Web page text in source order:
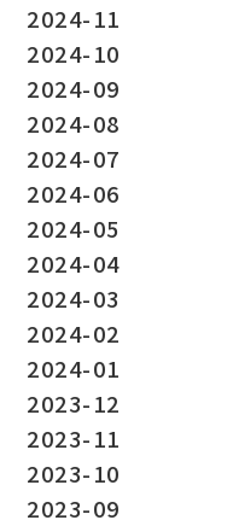
2024-11
2024-10
2024-09
2024-08
2024-07
2024-06
2024-05
2024-04
2024-03
2024-02
2024-01
2023-12
2023-11
2023-10
2023-09